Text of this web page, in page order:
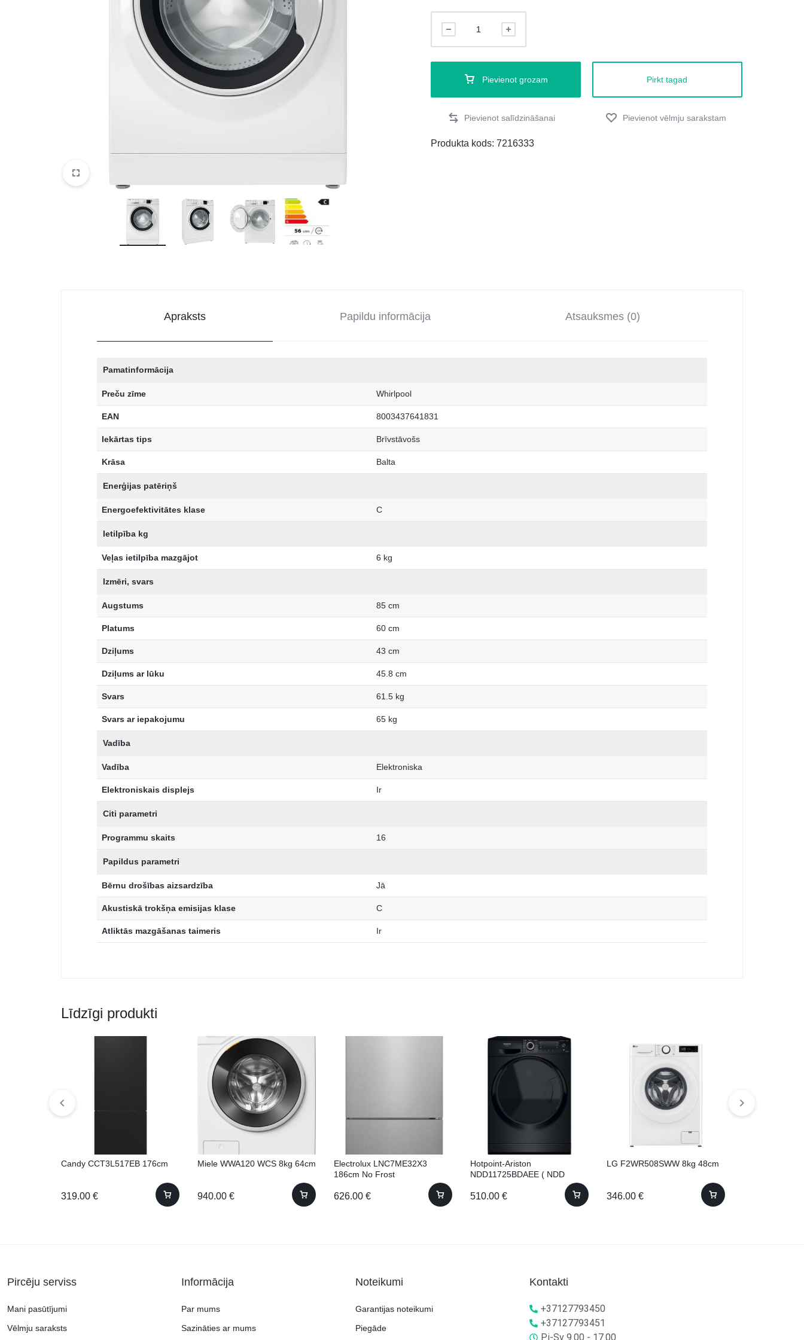
DATORTEHNIKA, PRECES
CELTNIECĪBA
Pievienot grozam Pirkt tagad
Produkta kods:7216333
Apraksts Papildu informācija Atsauksmes (0)
Pamatinformācija
Preču zīme Whirlpool
EAN 8003437641831
Iekārtas tips Brīvstāvošs
Krāsa Balta
Enerģijas patēriņš
Energoefektivitātes klase C
Ietilpība kg
Veļas ietilpība mazgājot 6 kg
Izmēri, svars
Augstums 85 cm
Platums 60 cm
Dziļums 43 cm
Dziļums ar lūku 45.8 cm
Svars 61.5 kg
Svars ar iepakojumu 65 kg
Vadība
Vadība Elektroniska
Elektroniskais displejs Ir
Citi parametri
Programmu skaits 16
Papildus parametri
Bērnu drošības aizsardzība Jā
Akustiskā trokšņa emisijas klase C
Atliktās mazgāšanas taimeris Ir
Līdzīgi produkti
Candy CCT3L517EB 176cm
319.00 €
Miele WWA120 WCS 8kg 64cm
940.00 €
Electrolux LNC7ME32X3
186cm No Frost
626.00 €
Hotpoint-Ariston
NDD11725BDAEE ( NDD
11725 BDA EE) ar žāvētāju!
11kg 60.5cm
510.00 €
LG F2WR508SWW 8kg 48cm
346.00 €
Pircēju serviss
Mani pasūtījumi
Vēlmju saraksts
Informācija
Par mums
Sazināties ar mums
Noteikumi
Garantijas noteikumi
Piegāde
Kontakti
+37127793450
+37127793451
Pi-Sv 9.00 - 17.00